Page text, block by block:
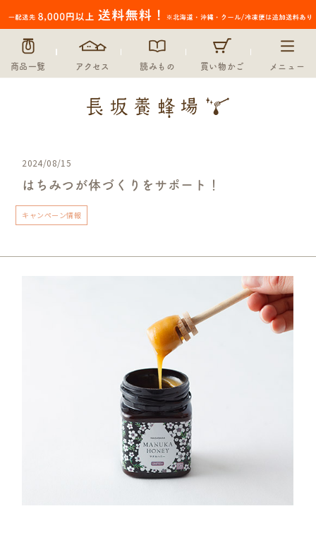
商品一覧 アクセス 読みもの 買い物かご メニュー
2024/08/15
はちみつが体づくりをサポート！
キャンペーン情報